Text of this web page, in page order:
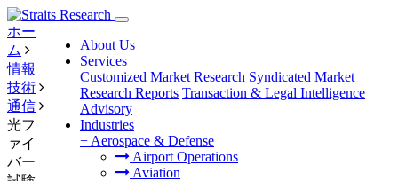
About Us
Services
Customized Market Research Syndicated Market
Research Reports Transaction & Legal Intelligence
Advisory
Industries
+ Aerospace & Defense
Airport Operations
Aviation
ホー
ム
情報
技術
通信
光フ
ァイ
バー